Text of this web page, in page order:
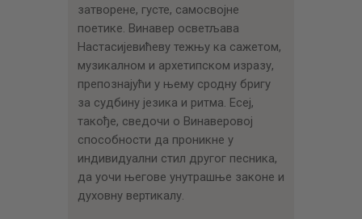
затворене, густе, самосвојне
поетике. Винавер осветљава
Настасијевићеву тежњу ка сажетом,
музикалном и архетипском изразу,
препознајући у њему сродну бригу
за судбину језика и ритма. Есеј,
такође, сведочи о Винаверовој
способности да проникне у
индивидуални стил другог песника,
да уочи његове унутрашње законе и
духовну вертикалу.